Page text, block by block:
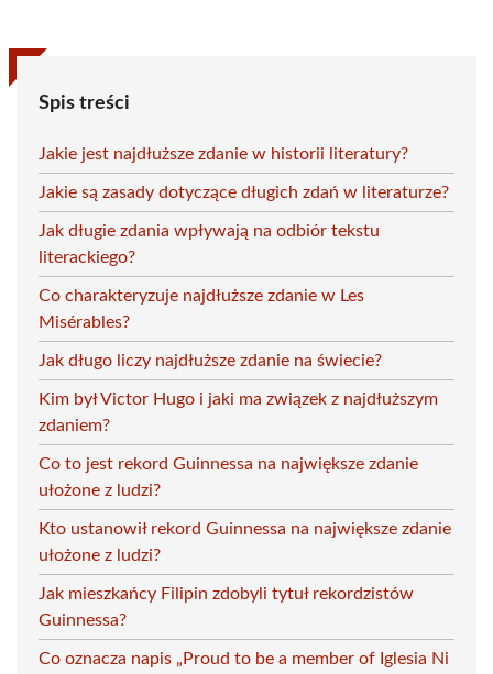
Spis treści
Jakie jest najdłuższe zdanie w historii literatury?
Jakie są zasady dotyczące długich zdań w literaturze?
Jak długie zdania wpływają na odbiór tekstu
literackiego?
Co charakteryzuje najdłuższe zdanie w Les
Misérables?
Jak długo liczy najdłuższe zdanie na świecie?
Kim był Victor Hugo i jaki ma związek z najdłuższym
zdaniem?
Co to jest rekord Guinnessa na największe zdanie
ułożone z ludzi?
Kto ustanowił rekord Guinnessa na największe zdanie
ułożone z ludzi?
Jak mieszkańcy Filipin zdobyli tytuł rekordzistów
Guinnessa?
Co oznacza napis „Proud to be a member of Iglesia Ni